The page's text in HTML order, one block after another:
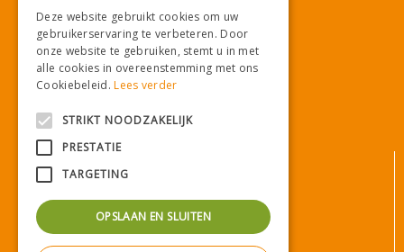
Download onze App!
Privacy statement
Deze website gebruikt cookies om uw
gebruikerservaring te verbeteren. Door
onze website te gebruiken, stemt u in met
alle cookies in overeenstemming met ons
Cookiebeleid.Lees verder
STRIKT NOODZAKELIJK
PRESTATIE
TARGETING
OPSLAAN EN SLUITEN